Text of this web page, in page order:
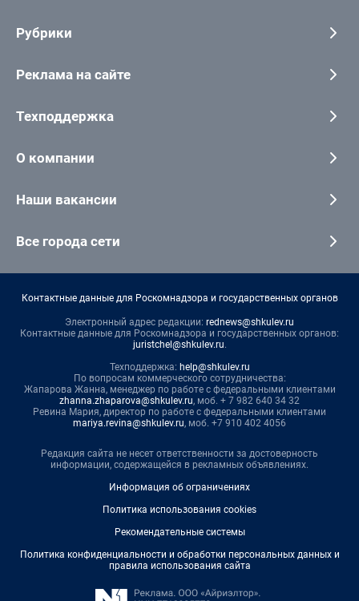
Рубрики
Реклама на сайте
Техподдержка
О компании
Наши вакансии
Все города сети
Контактные данные для Роскомнадзора и государственных органов
Электронный адрес редакции: rednews@shkulev.ru
Контактные данные для Роскомнадзора и государственных органов:
juristchel@shkulev.ru.
Техподдержка: help@shkulev.ru
По вопросам коммерческого сотрудничества:
Жапарова Жанна, менеджер по работе с федеральными клиентами
zhanna.zhaparova@shkulev.ru, моб. + 7 982 640 34 32
Ревина Мария, директор по работе с федеральными клиентами
mariya.revina@shkulev.ru, моб. +7 910 402 4056
Редакция сайта не несет ответственности за достоверность
информации, содержащейся в рекламных объявлениях.
Информация об ограничениях
Политика использования cookies
Рекомендательные системы
Политика конфиденциальности и обработки персональных данных и
правила использования сайта